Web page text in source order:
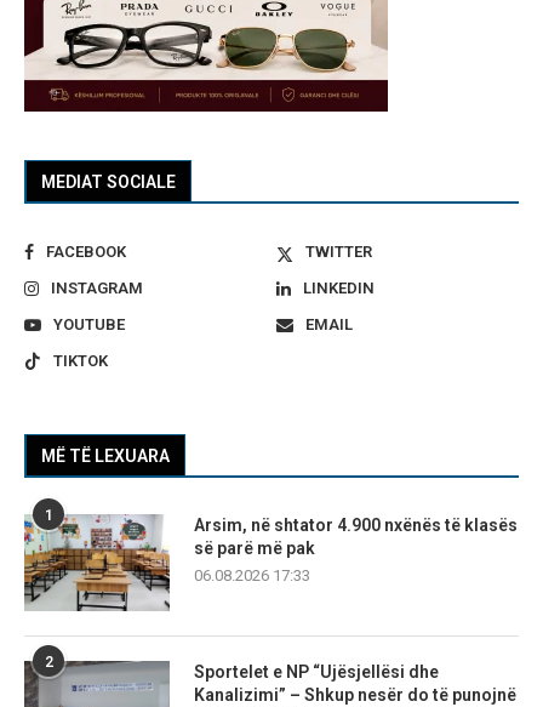
MEDIAT SOCIALE
FACEBOOK
TWITTER
INSTAGRAM
LINKEDIN
YOUTUBE
EMAIL
TIKTOK
MË TË LEXUARA
1
Arsim, në shtator 4.900 nxënës të klasës
së parë më pak
06.08.2026 17:33
2
Sportelet e NP “Ujësjellësi dhe
Kanalizimi” – Shkup nesër do të punojnë